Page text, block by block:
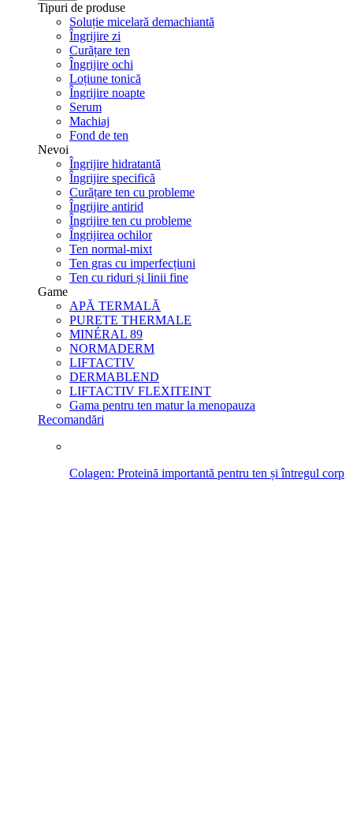
Tipuri de produse
Soluție micelară demachiantă
Îngrijire zi
Curățare ten
Îngrijire ochi
Loțiune tonică
Îngrijire noapte
Serum
Machiaj
Fond de ten
Nevoi
Îngrijire hidratantă
Îngrijire specifică
Curățare ten cu probleme
Îngrijire antirid
Îngrijire ten cu probleme
Îngrijirea ochilor
Ten normal-mixt
Ten gras cu imperfecțiuni
Ten cu riduri și linii fine
Game
APĂ TERMALĂ
PURETE THERMALE
MINÉRAL 89
NORMADERM
LIFTACTIV
DERMABLEND
LIFTACTIV FLEXITEINT
Gama pentru ten matur la menopauza
Recomandări
Colagen: Proteină importantă pentru ten și întregul corp